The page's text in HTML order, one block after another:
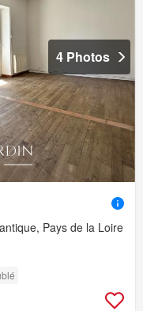
4 Photos
Pays de la Loire